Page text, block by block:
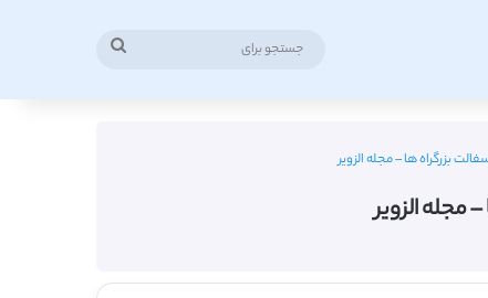
بزرگراه ها – مجله الزویر
الزویر